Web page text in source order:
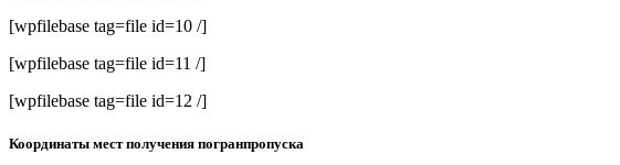
[wpfilebase tag=file id=10 /]
[wpfilebase tag=file id=11 /]
[wpfilebase tag=file id=12 /]
Координаты мест получения погранпропуска